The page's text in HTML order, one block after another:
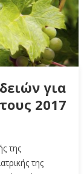
για
2017
της
της